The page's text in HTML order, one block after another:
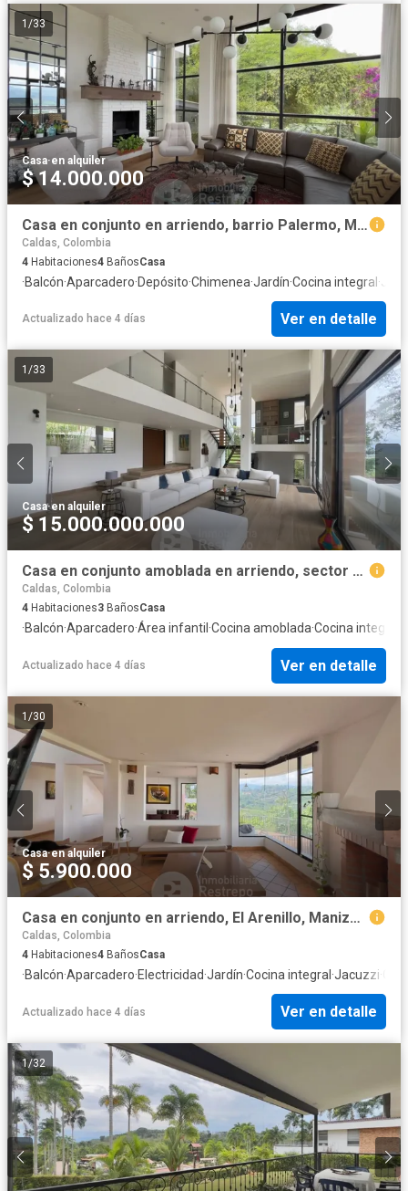
1 /33
Casa·en alquiler
$ 14.000.000
Casa en conjunto en arriendo, barrio Palermo, Manizales
Caldas, Colombia
4 Habitaciones4 BañosCasa
·Balcón·Aparcadero·Depósito·Chimenea·Jardín·Cocina integral·
Actualizado hace 4 días Ver en detalle
1 /33
Casa·en alquiler
$ 15.000.000.000
Casa en conjunto amoblada en arriendo, sector San Bernardo.
Caldas, Colombia
4 Habitaciones3 BañosCasa
·Balcón·Aparcadero·Área infantil ·Cocina amoblada·Cocina integral
Actualizado hace 4 días Ver en detalle
1 /30
Casa·en alquiler
$ 5.900.000
Casa en conjunto en arriendo, El Arenillo, Manizales
Caldas, Colombia
4 Habitaciones4 BañosCasa
·Balcón·Aparcadero·Electricidad·Jardín·Cocina integral ·Jacuzzi·
Actualizado hace 4 días Ver en detalle
1/32